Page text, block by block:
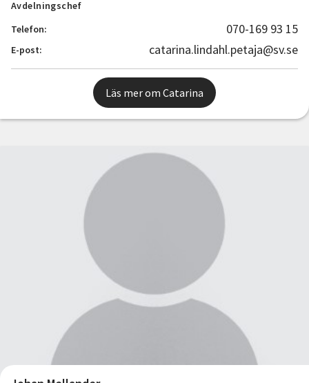
Avdelningschef
Telefon:
070-169 93 15
E-post: catarina.lindahl.petaja@sv.se
Läs mer om Catarina